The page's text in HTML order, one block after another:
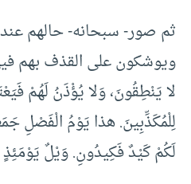
ثم صور- سبحانه- حالهم عند
ويوشكون على القذف بهم
لا يَنْطِقُونَ، وَلا يُؤْذَنُ لَهُمْ
لِلْمُكَذِّبِينَ. هذا يَوْمُ الْفَصْلِ
لَكُمْ كَيْدٌ فَكِيدُونِ. وَيْلٌ يَوْمَئِذٍ